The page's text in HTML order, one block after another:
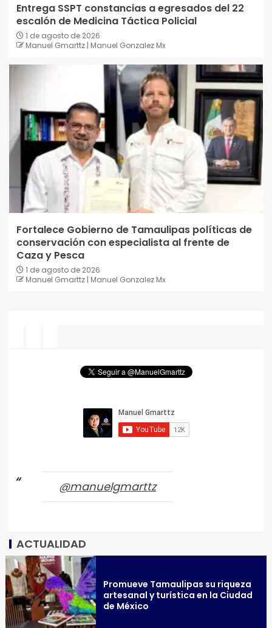
Entrega SSPT constancias a egresados del 22
escalón de Medicina Táctica Policial
1 de agosto de 2026
Manuel Gmarttz | Manuel Gonzalez Mx
Fortalece Gobierno de Tamaulipas políticas de
conservación con especialista al frente de
Caza y Pesca
1 de agosto de 2026
Manuel Gmarttz | Manuel Gonzalez Mx
@manuelgmarttz
ACTUALIDAD
Promueve Tamaulipas su riqueza
artesanal y turística en la Ciudad
de México